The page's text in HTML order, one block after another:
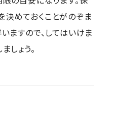
めておくことがのぞま
ますので、してはいけま
しょう。